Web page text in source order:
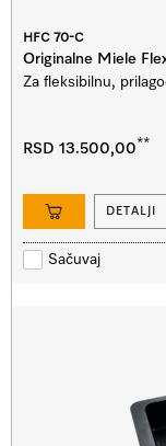
HFC 70-C
Originalne Miele
Za fleksibilnu,
RSD 13.500,00**
DETALJI
Sačuvaj